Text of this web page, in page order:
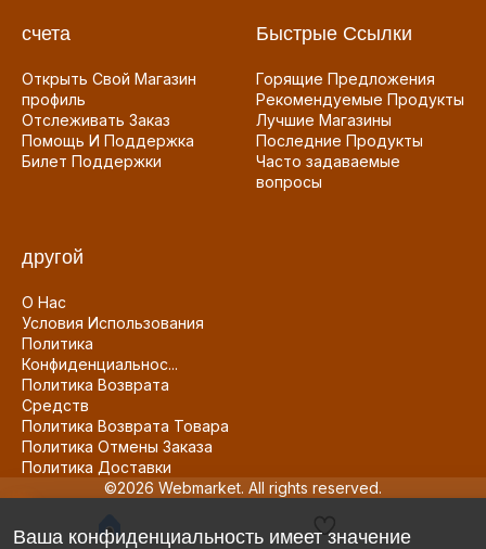
счета
Открыть Свой Магазин
профиль
Отслеживать Заказ
Помощь И Поддержка
Билет Поддержки
Быстрые Ссылки
Горящие Предложения
Рекомендуемые Продукты
Лучшие Магазины
Последние Продукты
Часто задаваемые
вопросы
другой
О Нас
Условия Использования
Политика
Конфиденциальнос...
Политика Возврата
Средств
Политика Возврата Товара
Политика Отмены Заказа
Политика Доставки
©2026 Webmarket. All rights reserved.
Ваша конфиденциальность имеет значение